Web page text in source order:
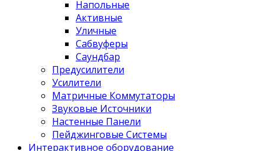
Напольные
Активные
Уличные
Сабвуферы
Саундбар
Предусилители
Усилители
Матричные Коммутаторы
Звуковые Источники
Настенные Панели
Пейджинговые Системы
Интерактивное оборудование